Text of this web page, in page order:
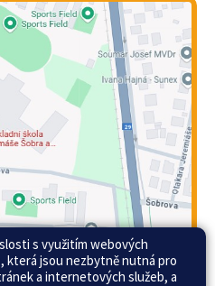
s využitím webových
která jsou nezbytně nutná pro
a internetových služeb, a